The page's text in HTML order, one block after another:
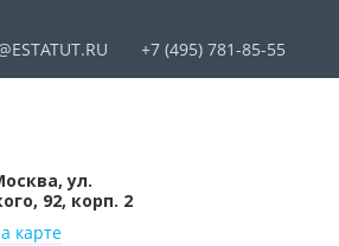
+7 (495) 781-85-55
ул.
92, корп. 2
карте